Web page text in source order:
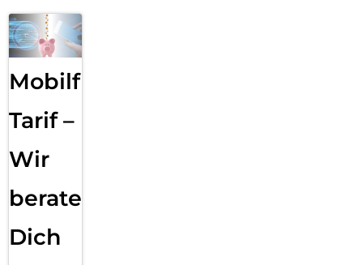
Mobilfunk
Tarif –
Wir
beraten
Dich